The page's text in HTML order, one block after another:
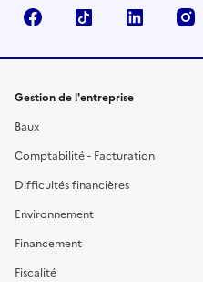
FacebookTikTok Linkedin
Gestion de l'entreprise
Baux
Comptabilité - Facturation
Difficultés financières
Environnement
Financement
Fiscalité